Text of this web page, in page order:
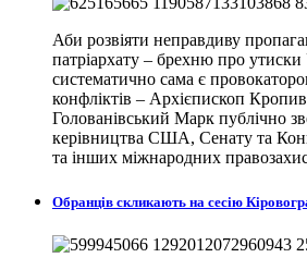
Аби розвіяти неправдиву
патріархату – брехню про
систематично сама є
конфліктів – Архієпископ
Голованівський Марк публічно
керівництва США, Сенату та
та інших міжнародних
Обранців скликають на сесію